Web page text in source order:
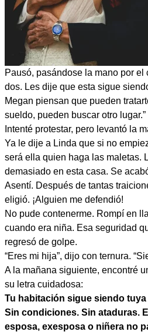
Pausó, pasándose la mano por el
dos. Les dije que esta sigue
Megan piensan que pueden
sueldo, pueden buscar otro lugar.”
Intenté protestar, pero levantó la
Ya le dije a Linda que si no
será ella quien haga las maletas.
demasiado en esta casa. Se
Asentí. Después de tantas
eligió. ¡Alguien me defendió!
No pude contenerme. Rompí en
cuando era niña. Esa seguridad
regresó de golpe.
“Eres mi hija”, dijo con ternura.
A la mañana siguiente, encontré
su letra cuidadosa:
Tu habitación sigue siendo
Sin condiciones. Sin ataduras.
esposa, exesposa o niñera no